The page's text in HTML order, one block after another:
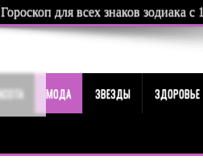
Соединение Сатурна и Нептуна в
МОДА ЗВЕЗДЫ ЗДОРОВЬЕ